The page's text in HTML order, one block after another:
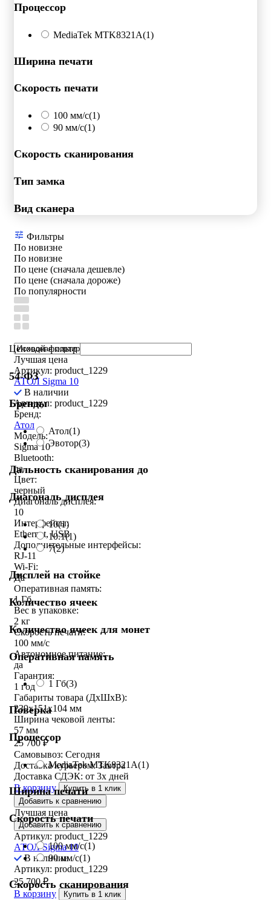
Процессор
MediaTek MTK8321A(1)
Ширина печати
Скорость печати
100 мм/с(1)
90 мм/с(1)
Скорость сканирования
Тип замка
Вид сканера
Фильтры
По новизне
По новизне
По цене (сначала дешевле)
По цене (сначала дороже)
По популярности
Ценовой фильтр
54-ФЗ
Бренды
Атол(1)
Эвотор(3)
Дальность сканирования до
Диагональ дисплея
10(1)
10.1(1)
7(2)
Дисплей на стойке
Количество ячеек
Количество ячеек для монет
Оперативная память
1 Гб(3)
Поверка
Процессор
MediaTek MTK8321A(1)
Ширина печати
Скорость печати
100 мм/с(1)
90 мм/с(1)
Скорость сканирования
Лучшая цена
Артикул: product_1229
АТОЛ Sigma 10
В наличии
Артикул: product_1229
Бренд:
Атол
Модель:
Sigma 10
Bluetooth:
да
Цвет:
черный
Диагональ дисплея:
10
Интерфейсы:
Ethernet, USB
Дополнительные интерфейсы:
RJ-11
Wi-Fi:
Да
Оперативная память:
1 Гб
Вес в упаковке:
2 кг
Скорость печати:
100 мм/с
Автономное питание:
да
Гарантия:
1 год
Габариты товара (ДxШxВ):
239х151х104 мм
Ширина чековой ленты:
57 мм
25 700₽
Самовывоз: Сегодня
Доставка курьером:Завтра
Доставка СДЭК: от 3х дней
В корзину
Купить в 1 клик
Добавить к сравнению
Лучшая цена
Добавить к сравнению
Артикул: product_1229
АТОЛ Sigma 10
В наличии
Артикул: product_1229
25 700₽
В корзину
Купить в 1 клик